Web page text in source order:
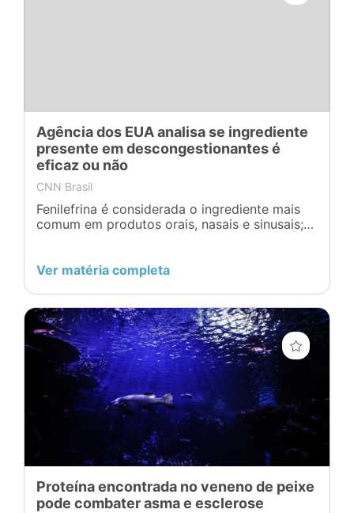
Agência dos EUA analisa se ingrediente
presente em descongestionantes é
eficaz ou não
CNN Brasil
Fenilefrina é considerada o ingrediente mais
comum em produtos orais, nasais e sinusais;
Ver matéria completa
Proteína encontrada no veneno de peixe
pode combater asma e esclerose